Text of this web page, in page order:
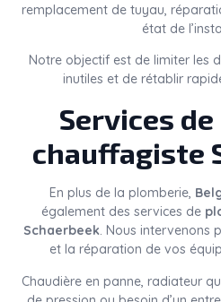
remplacement de tuyau,
état de
Notre objectif est de limiter les
inutiles et de rétablir
Services
chauffagiste
En plus de la plomberie,
également des services de
Schaerbeek. Nous intervenons
et la réparation de vos
Chaudière en panne, radiateur